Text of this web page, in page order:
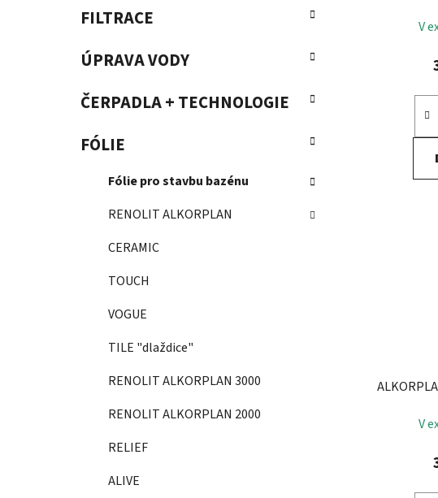
FILTRACE
ÚPRAVA VODY
ČERPADLA + TECHNOLOGIE
FÓLIE
Fólie pro stavbu bazénu
RENOLIT ALKORPLAN
CERAMIC
TOUCH
VOGUE
TILE "dlaždice"
RENOLIT ALKORPLAN 3000
RENOLIT ALKORPLAN 2000
RELIEF
ALIVE
V
V